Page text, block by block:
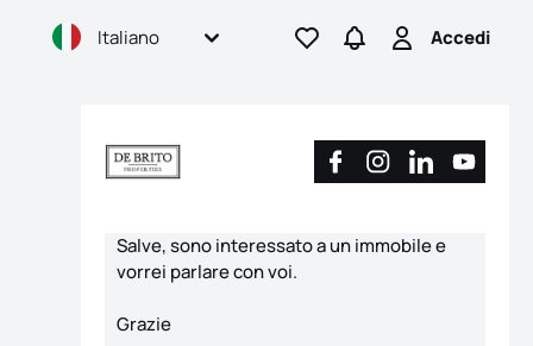
Italiano Vai ai preferiti
Vai a RicercaAccedi
Accedi